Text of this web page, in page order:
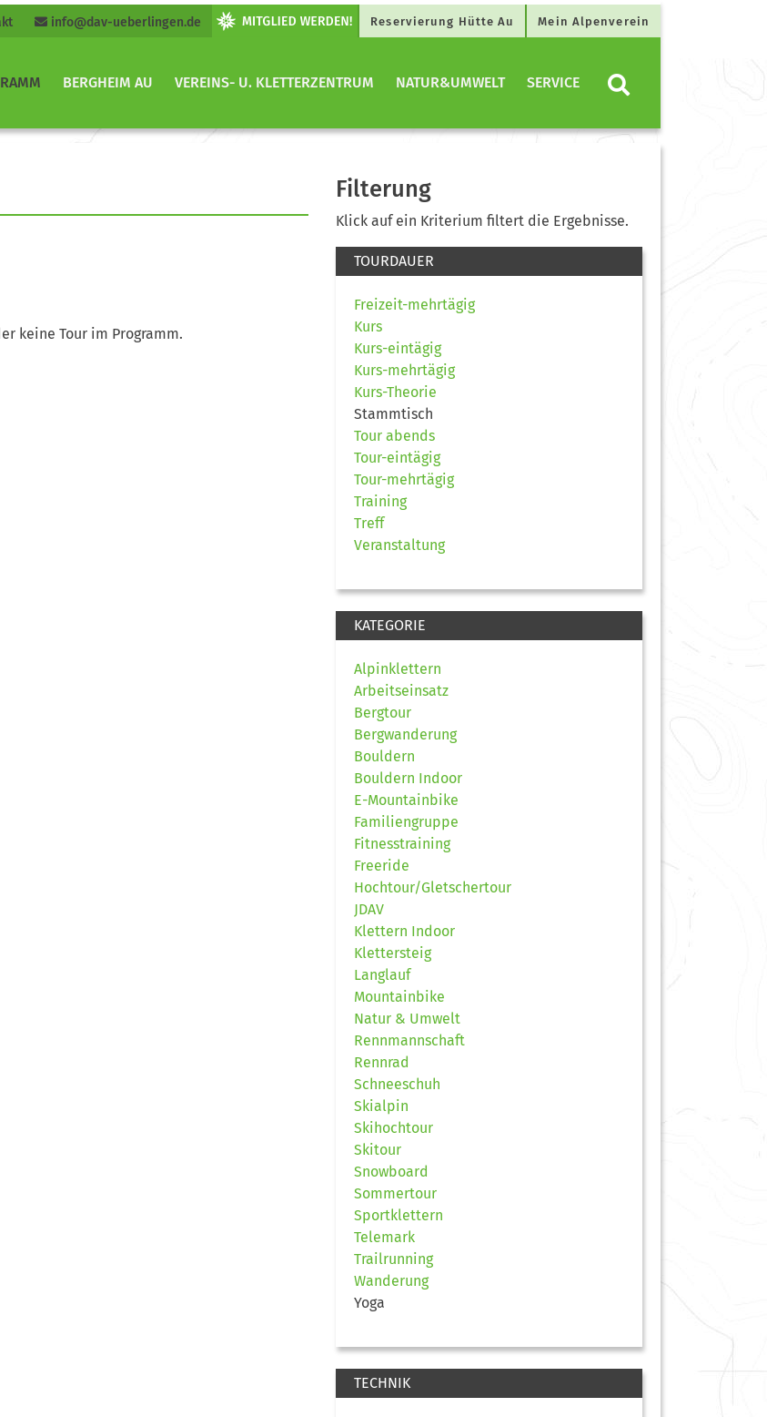
info@dav-ueberlingen.de Reservierung Hütte Au Mein Alpenverein
BERGHEIM AU VEREINS- U. KLETTERZENTRUM NATUR&UMWELT SERVICE
keine Tour im Programm.
Filterung
Klick auf ein Kriterium filtert die Ergebnisse.
TOURDAUER
Freizeit-mehrtägig
Kurs
Kurs-eintägig
Kurs-mehrtägig
Kurs-Theorie
Stammtisch
Tour abends
Tour-eintägig
Tour-mehrtägig
Training
Treff
Veranstaltung
KATEGORIE
Alpinklettern
Arbeitseinsatz
Bergtour
Bergwanderung
Bouldern
Bouldern Indoor
E-Mountainbike
Familiengruppe
Fitnesstraining
Freeride
Hochtour/Gletschertour
JDAV
Klettern Indoor
Klettersteig
Langlauf
Mountainbike
Natur & Umwelt
Rennmannschaft
Rennrad
Schneeschuh
Skialpin
Skihochtour
Skitour
Snowboard
Sommertour
Sportklettern
Telemark
Trailrunning
Wanderung
Yoga
TECHNIK